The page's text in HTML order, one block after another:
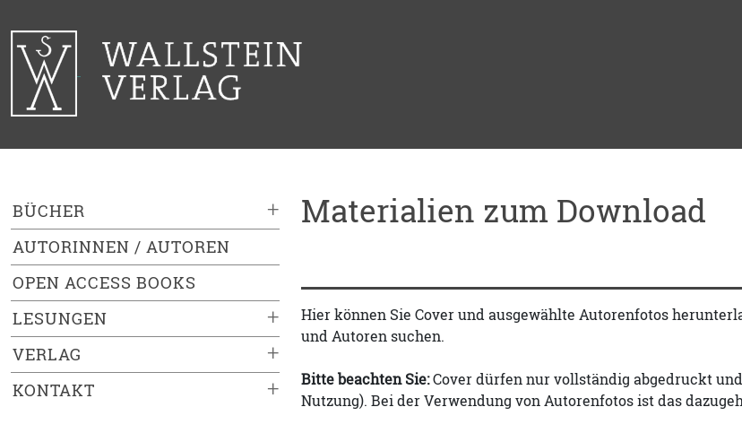
+
BÜCHER
AUTORINNEN / AUTOREN
OPEN ACCESS BOOKS
+
LESUNGEN
+
VERLAG
+
KONTAKT
Materialien zum Download
Hier können Sie Cover und ausgewählte Autorenfotos
und Autoren suchen.
Bitte beachten Sie:Cover dürfen nur vollständig abgedruckt
Nutzung). Bei der Verwendung von Autorenfotos ist das